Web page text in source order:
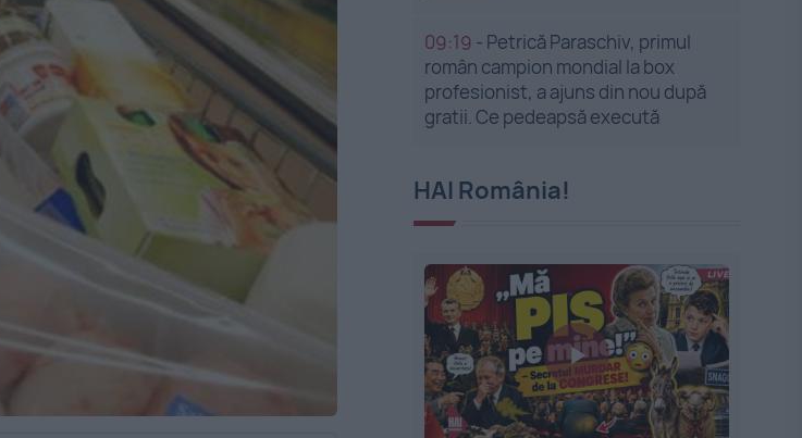
09:19 - Petrică Paraschiv, primul
român campion mondial la box
profesionist, a ajuns din nou după
gratii. Ce pedeapsă execută
HAI România!